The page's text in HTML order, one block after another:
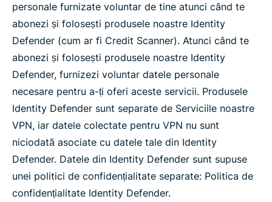
personale furnizate voluntar de tine atunci când te
abonezi și folosești produsele noastre Identity
Defender (cum ar fi Credit Scanner). Atunci când te
abonezi și folosești produsele noastre Identity
Defender, furnizezi voluntar datele personale
necesare pentru a-ți oferi aceste servicii. Produsele
Identity Defender sunt separate de Serviciile noastre
VPN, iar datele colectate pentru VPN nu sunt
niciodată asociate cu datele tale din Identity
Defender. Datele din Identity Defender sunt supuse
unei politici de confidențialitate separate: Politica de
confidențialitate Identity Defender.